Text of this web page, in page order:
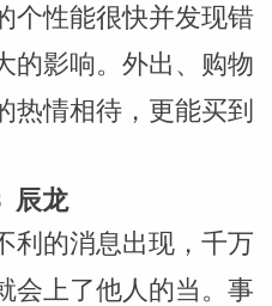
个性能很快并发现错
的影响。外出、购物
热情相待，更能买到
辰龙
利的消息出现，千万
会上了他人的当。事